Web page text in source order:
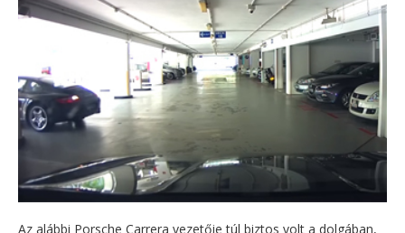
Az alábbi Porsche Carrera vezetője túl biztos volt a dolgában,